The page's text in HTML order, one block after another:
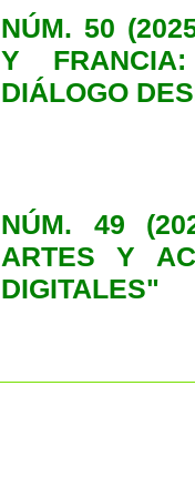
NÚM. 50
Y
DIÁLOGO
NÚM. 49
ARTES Y
DIGITALES"